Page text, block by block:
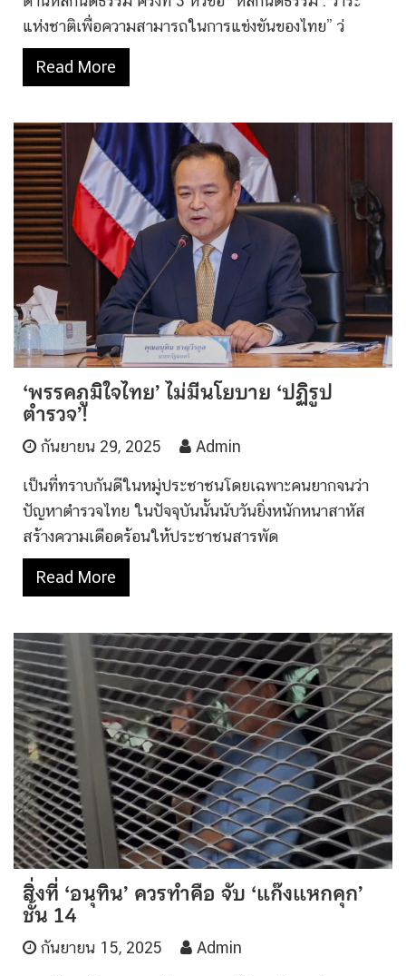
แห่งชาติเพื่อความสามารถในการแข่งขันของไทย” ว่
Read More
‘พรรคภูมิใจไทย’ ไม่มีนโยบาย ‘ปฏิรูป
ตำรวจ’!
กันยายน 29, 2025 Admin
เป็นที่ทราบกันดีในหมู่ประชาชนโดยเฉพาะคนยากจนว่า
ปัญหาตำรวจไทย ในปัจจุบันนั้นนับวันยิ่งหนักหนาสาหัส
สร้างความเดือดร้อนให้ประชาชนสารพัด
Read More
สิ่งที่ ‘อนุทิน’ ควรทำคือ จับ ‘แก๊งแหกคุก’
ชั้น 14
กันยายน 15, 2025 Admin